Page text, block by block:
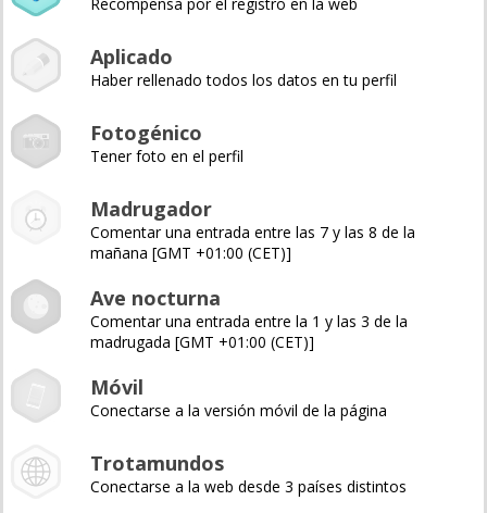
Aplicado
Haber rellenado todos los datos en tu perfil
Fotogénico
Tener foto en el perfil
Madrugador
Comentar una entrada entre las 7 y las 8 de la
mañana [GMT +01:00 (CET)]
Ave nocturna
Comentar una entrada entre la 1 y las 3 de la
madrugada [GMT +01:00 (CET)]
Móvil
Conectarse a la versión móvil de la página
Trotamundos
Conectarse a la web desde 3 países distintos